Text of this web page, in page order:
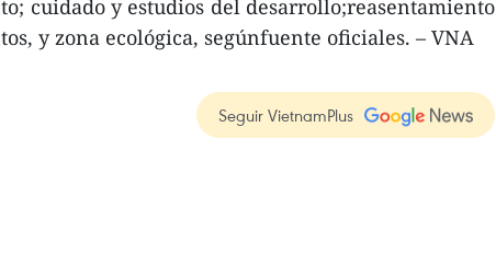
cuidado y estudios del desarrollo;reasentamiento
y zona ecológica, segúnfuente oficiales. – VNA
Seguir VietnamPlus